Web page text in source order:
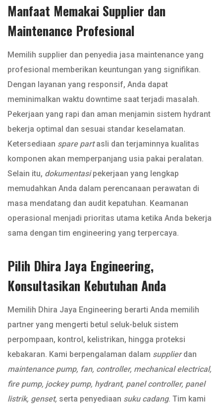
Manfaat Memakai Supplier dan
Maintenance Profesional
Memilih supplier dan penyedia jasa maintenance yang
profesional memberikan keuntungan yang signifikan.
Dengan layanan yang responsif, Anda dapat
meminimalkan waktu downtime saat terjadi masalah.
Pekerjaan yang rapi dan aman menjamin sistem hydrant
bekerja optimal dan sesuai standar keselamatan.
Ketersediaan spare partasli dan terjaminnya kualitas
komponen akan memperpanjang usia pakai peralatan.
Selain itu, dokumentasipekerjaan yang lengkap
memudahkan Anda dalam perencanaan perawatan di
masa mendatang dan audit kepatuhan. Keamanan
operasional menjadi prioritas utama ketika Anda bekerja
sama dengan tim engineering yang terpercaya.
Pilih Dhira Jaya Engineering,
Konsultasikan Kebutuhan Anda
Memilih Dhira Jaya Engineering berarti Anda memilih
partner yang mengerti betul seluk-beluk sistem
perpompaan, kontrol, kelistrikan, hingga proteksi
kebakaran. Kami berpengalaman dalam supplierdan
maintenance pump, fan, controller, mechanical electrical,
fire pump, jockey pump, hydrant, panel controller, panel
listrik, genset, serta penyediaan suku cadang. Tim kami